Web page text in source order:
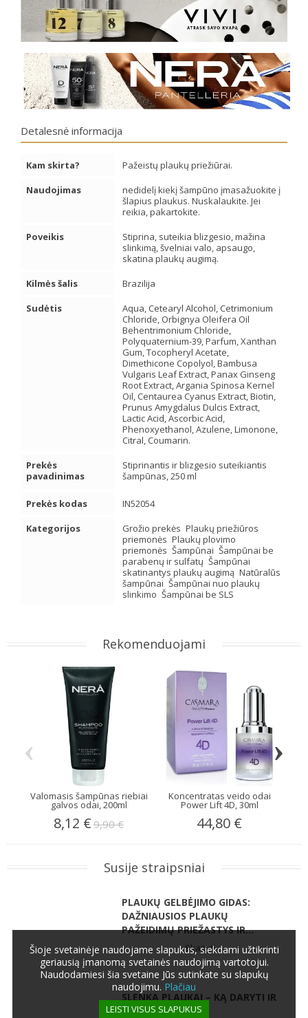
Detalesnė informacija
Kam skirta?
Pažeistų plaukų priežiūrai.
Naudojimas
nedidelį kiekį šampūno įmasažuokite į
šlapius plaukus. Nuskalaukite. Jei
reikia, pakartokite.
Poveikis
Stiprina, suteikia blizgesio, mažina
slinkimą, švelniai valo, apsaugo,
skatina plaukų augimą.
Kilmės šalis
Brazilija
Sudėtis
Aqua, Cetearyl Alcohol, Cetrimonium
Chloride, Orbignya Oleifera Oil
Behentrimonium Chloride,
Polyquaternium-39, Parfum, Xanthan
Gum, Tocopheryl Acetate,
Dimethicone Copolyol, Bambusa
Vulgaris Leaf Extract, Panax Ginseng
Root Extract, Argania Spinosa Kernel
Oil, Centaurea Cyanus Extract, Biotin,
Prunus Amygdalus Dulcis Extract,
Lactic Acid, Ascorbic Acid,
Phenoxyethanol, Azulene, Limonone,
Citral, Coumarin.
Prekės
pavadinimas
Stiprinantis ir blizgesio suteikiantis
šampūnas, 250 ml
Prekės kodas
IN52054
Kategorijos
Grožio prekės Plaukų priežiūros
priemonės Plaukų plovimo
priemonės Šampūnai Šampūnai be
parabenų ir sulfatų Šampūnai
skatinantys plaukų augimą Natūralūs
šampūnai Šampūnai nuo plaukų
slinkimo Šampūnai be SLS
Rekomenduojami
Valomasis šampūnas riebiai
galvos odai, 200ml
8,12 € 9,90 €
Koncentratas veido odai
Power Lift 4D, 30ml
44,80 €
‹ ›
Susije straipsniai
PLAUKŲ GELBĖJIMO GIDAS:
DAŽNIAUSIOS PLAUKŲ
PAŽEIDIMŲ PRIEŽASTYS IR...
Skaityti
SLENKA PLAUKAI – KĄ DARYTI IR
KO IMTIS?
Šioje svetainėje naudojame slapukus, siekdami užtikrinti
geriausią įmanomą svetainės naudojimą vartotojui.
Naudodamiesi šia svetaine Jūs sutinkate su slapukų
naudojimu. Plačiau
LEISTI VISUS SLAPUKUS